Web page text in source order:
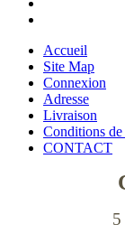
Accueil
Site Map
Connexion
Adresse
Livraison
Conditions de
CONTACT